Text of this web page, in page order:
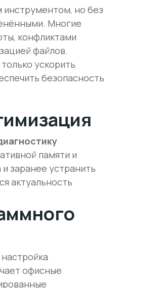
но без
. Многие
конфликтами
файлов.
ускорить
безопасность
памяти и
заранее устранить
актуальность
настройка
офисные